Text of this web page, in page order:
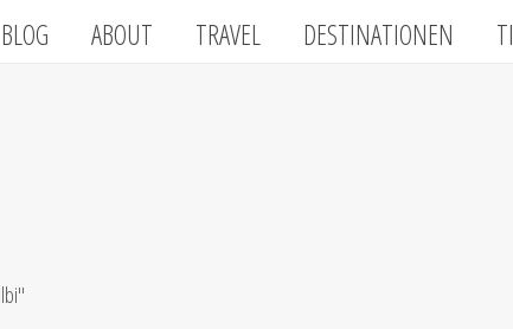
BLOG ABOUT TRAVEL DESTINATIONEN